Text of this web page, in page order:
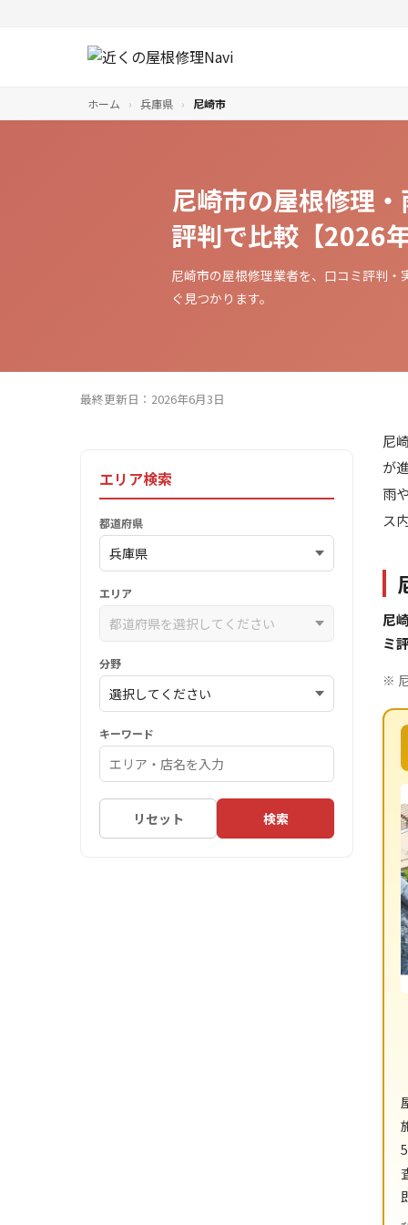
ホーム › 兵庫県 › 尼崎市
尼崎市の屋根修理
評判で比較【2026
尼崎市の屋根修理業者を、口コミ評判
ぐ見つかります。
最終更新日：2026年6月3日
尼
が
雨
ス
尼
ミ
※
エリア検索
都道府県
エリア
分野
キーワード
リセット 検索